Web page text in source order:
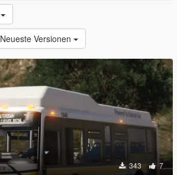
Neueste Versionen
343 7